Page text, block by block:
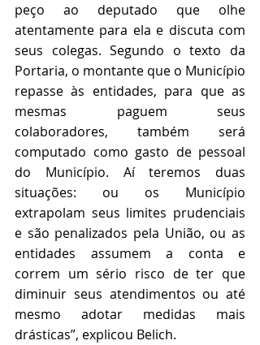
peço ao deputado que olhe
atentamente para ela e discuta com
seus colegas. Segundo o texto da
Portaria, o montante que o Município
repasse às entidades, para que as
mesmas paguem seus
colaboradores, também será
computado como gasto de pessoal
do Município. Aí teremos duas
situações: ou os Município
extrapolam seus limites prudenciais
e são penalizados pela União, ou as
entidades assumem a conta e
correm um sério risco de ter que
diminuir seus atendimentos ou até
mesmo adotar medidas mais
drásticas”, explicou Belich.